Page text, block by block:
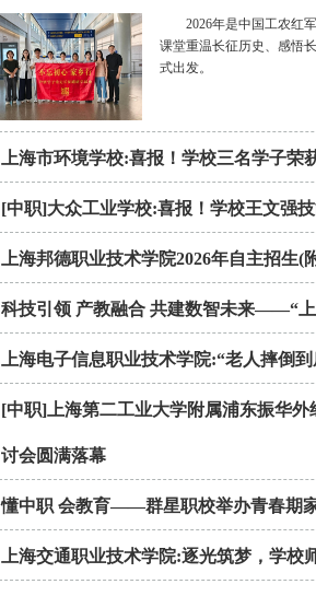
2026年是中国工农红
课堂重温长征历史、感悟
式出发。
上海市环境学校:喜报！学校三名学子荣
[中职]大众工业学校:喜报！学校王文强
上海邦德职业技术学院2026年自主招生(
科技引领 产教融合 共建数智未来——“
上海电子信息职业技术学院:“老人摔倒
[中职]上海第二工业大学附属浦东振华
讨会圆满落幕
懂中职 会教育——群星职校举办青春期
上海交通职业技术学院:逐光筑梦，学